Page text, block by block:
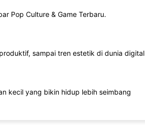
Pop Culture & Game Terbaru.
sampai tren estetik di dunia digital
kecil yang bikin hidup lebih seimbang